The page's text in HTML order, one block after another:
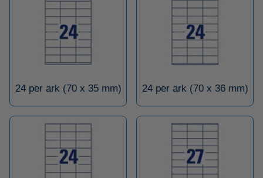
24 per ark (70 x 35 mm) 24 per ark (70 x 36 mm)